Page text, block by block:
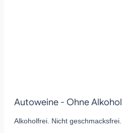
Autoweine - Ohne Alkohol
Alkoholfrei. Nicht geschmacksfrei.